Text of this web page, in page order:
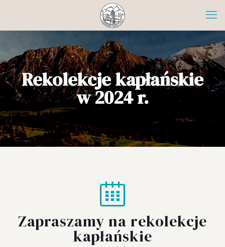
Rekolekcje kapłańskie
w 2024 r.
Zapraszamy na rekolekcje
kapłańskie